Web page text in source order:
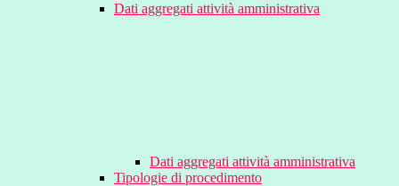
Dati aggregati attività amministrativa
Dati aggregati attività amministrativa
Tipologie di procedimento